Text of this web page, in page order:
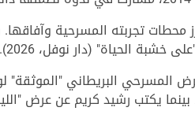
محطات تجربته المسرحية
الحياة" (دار نوفل، 2026).
البريطاني "الموثقة"
يكتب رشيد كريم عن عرض